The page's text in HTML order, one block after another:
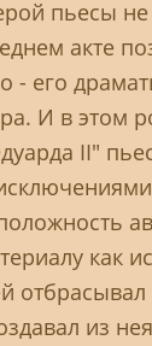
пьесы
акте
- его
И в этом
II"
как
из